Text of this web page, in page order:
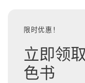
限时优惠！
立即领
色书